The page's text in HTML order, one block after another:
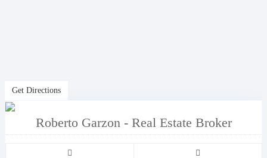
Get Directions
Roberto Garzon - Real Estate Broker